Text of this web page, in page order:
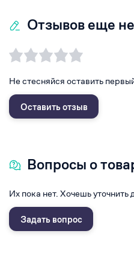
Отзывов еще
Не стесняйся оставить
Оставить отзыв
Вопросы о
Их пока нет. Хочешь
Задать вопрос